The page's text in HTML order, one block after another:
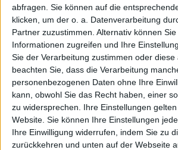
abfragen. Sie können auf die
klicken, um der o. a. Datenverarbeitung
Partner zuzustimmen. Alternativ können
Informationen zugreifen und Ihre
Sie der Verarbeitung zustimmen oder diese
beachten Sie, dass die Verarbeitung
personenbezogenen Daten ohne Ihre
kann, obwohl Sie das Recht haben, einer
zu widersprechen. Ihre Einstellungen
Website. Sie können Ihre Einstellungen
Ihre Einwilligung widerrufen, indem Sie zu
zurückkehren und unten auf der Webseite